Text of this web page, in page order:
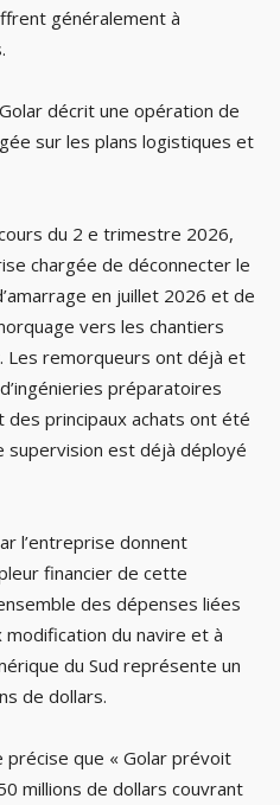
généralement à
décrit une opération de
sur les plans logistiques et
du 2 e trimestre 2026,
chargée de déconnecter le
en juillet 2026 et de
vers les chantiers
Les remorqueurs ont déjà et
préparatoires
des principaux achats ont été
est déjà déployé
l’entreprise donnent
financier de cette
des dépenses liées
modification du navire et à
du Sud représente un
de dollars.
que « Golar prévoit
millions de dollars couvrant